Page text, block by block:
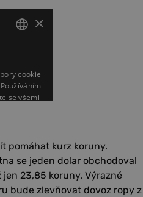
pomáhat kurz koruny.
se jeden dolar obchodoval
23,85 koruny. Výrazné
bude zlevňovat dovoz ropy z